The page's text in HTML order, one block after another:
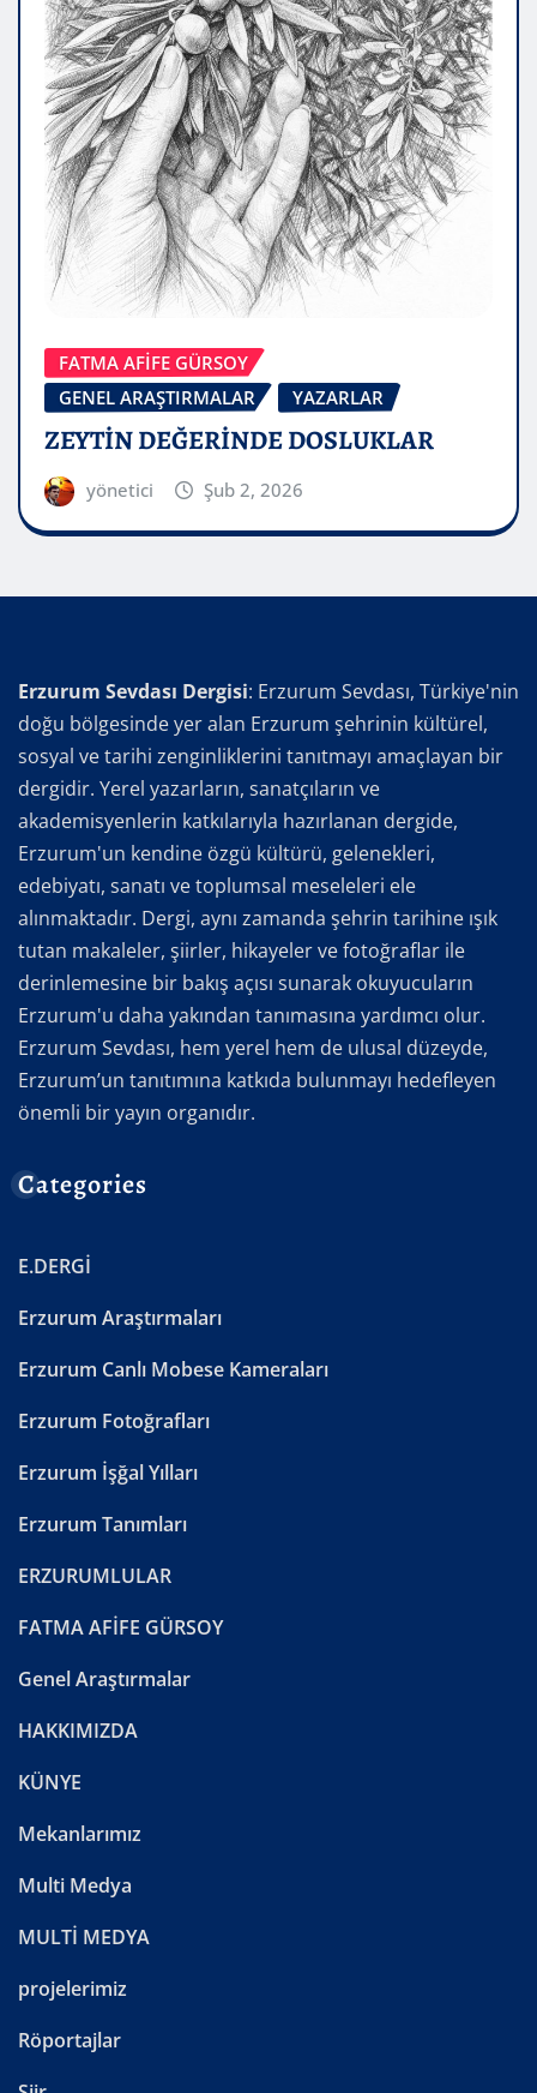
FATMA AFİFE GÜRSOY
GENEL ARAŞTIRMALAR
YAZARLAR
ZEYTİN DEĞERİNDE DOSLUKLAR
yönetici Şub 2, 2026
Erzurum Sevdası Dergisi: Erzurum Sevdası, Türkiye'nin
doğu bölgesinde yer alan Erzurum şehrinin kültürel,
sosyal ve tarihi zenginliklerini tanıtmayı amaçlayan bir
dergidir. Yerel yazarların, sanatçıların ve
akademisyenlerin katkılarıyla hazırlanan dergide,
Erzurum'un kendine özgü kültürü, gelenekleri,
edebiyatı, sanatı ve toplumsal meseleleri ele
alınmaktadır. Dergi, aynı zamanda şehrin tarihine ışık
tutan makaleler, şiirler, hikayeler ve fotoğraflar ile
derinlemesine bir bakış açısı sunarak okuyucuların
Erzurum'u daha yakından tanımasına yardımcı olur.
Erzurum Sevdası, hem yerel hem de ulusal düzeyde,
Erzurum’un tanıtımına katkıda bulunmayı hedefleyen
önemli bir yayın organıdır.
Categories
E.DERGİ
Erzurum Araştırmaları
Erzurum Canlı Mobese Kameraları
Erzurum Fotoğrafları
Erzurum İşğal Yılları
Erzurum Tanımları
ERZURUMLULAR
FATMA AFİFE GÜRSOY
Genel Araştırmalar
HAKKIMIZDA
KÜNYE
Mekanlarımız
Multi Medya
MULTİ MEDYA
projelerimiz
Röportajlar